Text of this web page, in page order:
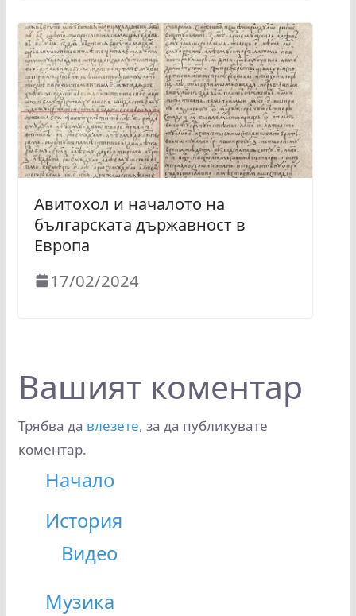
Авитохол и началото на
българската държавност в
Европа
17/02/2024
Вашият коментар
Трябва да влезете, за да публикувате
коментар.
Начало
История
Видео
Музика